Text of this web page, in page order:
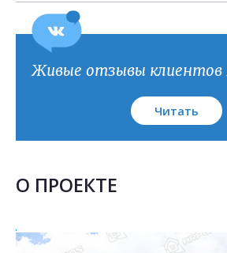
План кровли
Живые отзывы клиентов
Читать
О ПРОЕКТЕ